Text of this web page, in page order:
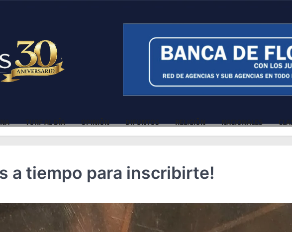
TURF AL DÍA OPINIÓN DIFUNTOS RELIGIÓN NACIONALES
a tiempo para inscribirte!